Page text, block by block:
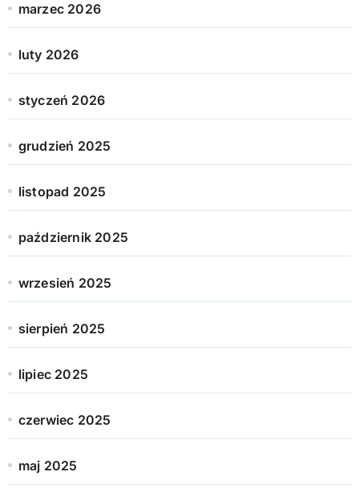
marzec 2026
luty 2026
styczeń 2026
grudzień 2025
listopad 2025
październik 2025
wrzesień 2025
sierpień 2025
lipiec 2025
czerwiec 2025
maj 2025